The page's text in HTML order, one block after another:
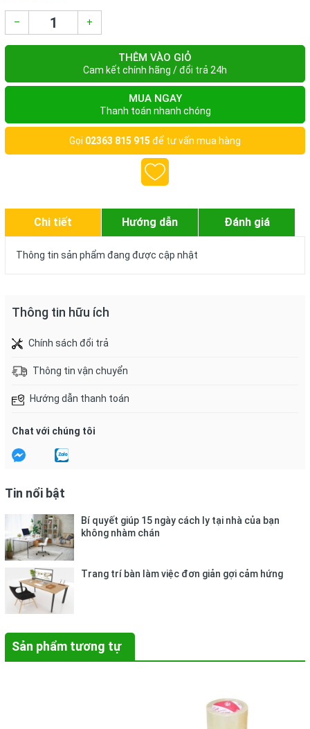
– +
THÊM VÀO GIỎ
Cam kết chính hãng / đổi trả 24h
MUA NGAY
Thanh toán nhanh chóng
Gọi 02363 815 915 để tư vấn mua hàng
Chi tiết Hướng dẫn Đánh giá
Thông tin sản phẩm đang được cập nhật
Thông tin hữu ích
Chính sách đổi trả
Thông tin vận chuyển
Hướng dẫn thanh toán
Chat với chúng tôi
Tin nổi bật
Bí quyết giúp 15 ngày cách ly tại nhà của bạn
không nhàm chán
Trang trí bàn làm việc đơn giản gợi cảm hứng
Sản phẩm tương tự